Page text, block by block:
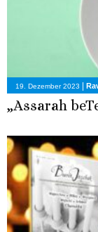
19. Dezember 2023
„Assarah